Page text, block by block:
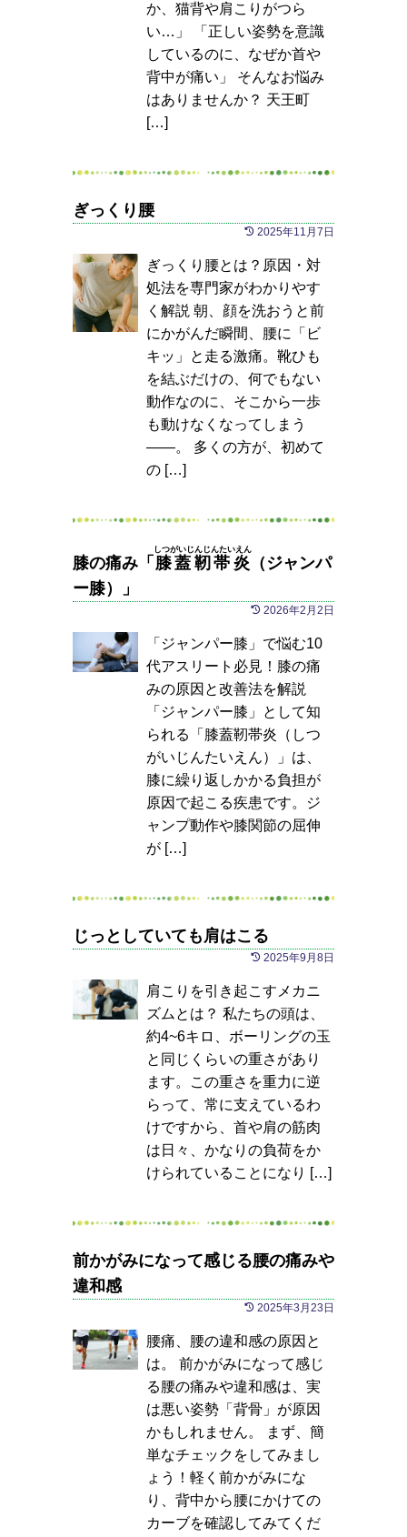
か、猫背や肩こりがつら
い…」 「正しい姿勢を意識
しているのに、なぜか首や
背中が痛い」 そんなお悩み
はありませんか？ 天王町
[…]
ぎっくり腰
2025年11月7日
ぎっくり腰とは？原因・対
処法を専門家がわかりやす
く解説 朝、顔を洗おうと前
にかがんだ瞬間、腰に「ビ
キッ」と走る激痛。靴ひも
を結ぶだけの、何でもない
動作なのに、そこから一歩
も動けなくなってしまう
——。 多くの方が、初めて
の […]
膝の痛み「 膝蓋靭帯炎
しつがいじんじんたいえん
（ジャンパ
ー膝）」
2026年2月2日
「ジャンパー膝」で悩む10
代アスリート必見！膝の痛
みの原因と改善法を解説
「ジャンパー膝」として知
られる「膝蓋靭帯炎（しつ
がいじんたいえん）」は、
膝に繰り返しかかる負担が
原因で起こる疾患です。ジ
ャンプ動作や膝関節の屈伸
が […]
じっとしていても肩はこる
2025年9月8日
肩こりを引き起こすメカニ
ズムとは？ 私たちの頭は、
約4~6キロ、ボーリングの玉
と同じくらいの重さがあり
ます。この重さを重力に逆
らって、常に支えているわ
けですから、首や肩の筋肉
は日々、かなりの負荷をか
けられていることになり […]
前かがみになって感じる腰の痛みや
違和感
2025年3月23日
腰痛、腰の違和感の原因と
は。 前かがみになって感じ
る腰の痛みや違和感は、実
は悪い姿勢「背骨」が原因
かもしれません。 まず、簡
単なチェックをしてみまし
ょう！軽く前かがみにな
り、背中から腰にかけての
カーブを確認してみてくだ